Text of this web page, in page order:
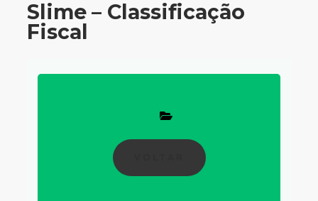
Slime – Classificação
Fiscal